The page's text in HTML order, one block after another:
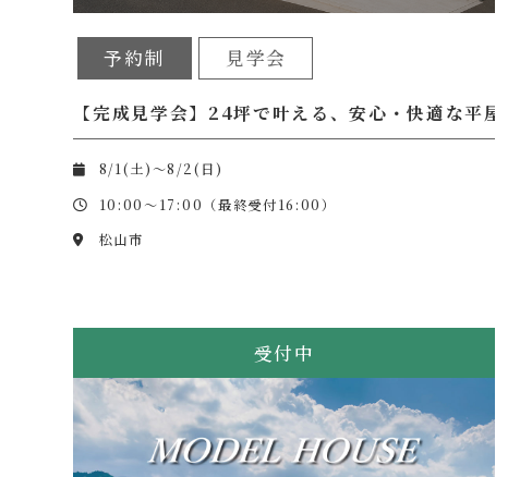
予約制 見学会
【完成見学会】24坪で叶える、安心・快適な平屋
8/1(土)～8/2(日)
10:00～17:00（最終受付16:00）
松山市
受付中